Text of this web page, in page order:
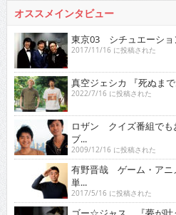
オススメインタビュー
東京03 シチュエーショ
2017/11/16 に投稿された
真空ジェシカ 『死ぬま
2022/7/16 に投稿された
ロザン クイズ番組でも
ブ...
2009/12/16 に投稿された
有野晋哉 ゲーム・アニ
単...
2017/5/16 に投稿された